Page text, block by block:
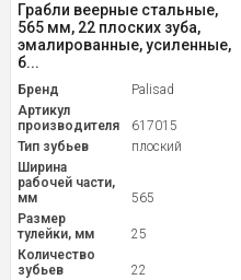
Грабли веерные стальные,
565 мм, 22 плоских зуба,
эмалированные, усиленные,
б...
Бренд
Palisad
Артикул
производителя
617015
Тип зубьев
плоский
Ширина
рабочей части,
мм
565
Размер
тулейки, мм
25
Количество
зубьев
22